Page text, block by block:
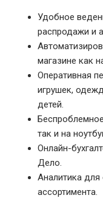
Удобное
распродажи и
магазине как
Оперативная
игрушек,
детей.
так и на
Онлайн-
Дело.
Аналитика для
ассортимента.